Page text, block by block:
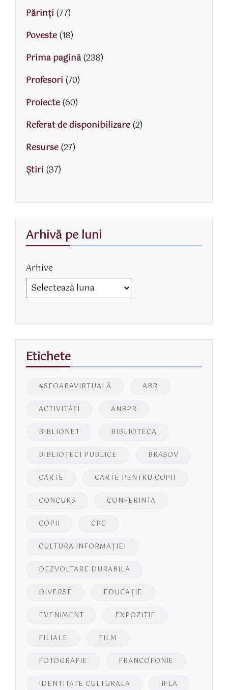
Părinţi (77)
Poveste(18)
Prima pagină(238)
Profesori (70)
Proiecte(60)
Referat de disponibilizare(2)
Resurse(27)
Știri (37)
Arhivă pe luni
Arhive
Etichete
#SFOARAVIRTUALĂ ABR
ACTIVITĂŢI ANBPR
BIBLIONET BIBLIOTECA
BIBLIOTECI PUBLICE BRAŞOV
CARTE CARTE PENTRU COPII
CONCURS CONFERINTA
COPII CPC
CULTURA INFORMAŢIEI
DEZVOLTARE DURABILA
DIVERSE EDUCAŢIE
EVENIMENT EXPOZITIE
FILIALE FILM
FOTOGRAFIE FRANCOFONIE
IDENTITATE CULTURALA IFLA